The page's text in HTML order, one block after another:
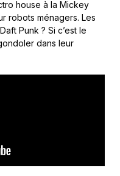
house à la Mickey
robots ménagers. Les
Punk ? Si c’est le
dans leur